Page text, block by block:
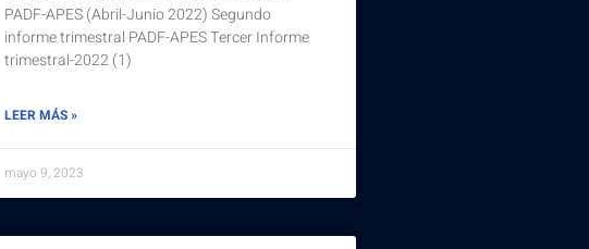
PADF-APES (Abril-Junio 2022) Segundo
informe trimestral PADF-APES Tercer Informe
trimestral-2022 (1)
LEER MÁS »
mayo 9, 2023